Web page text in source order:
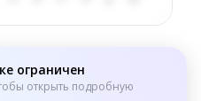
ограничен
открыть подробную